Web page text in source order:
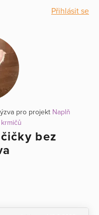
Přihlásit se
pro projekt Naplň
bez